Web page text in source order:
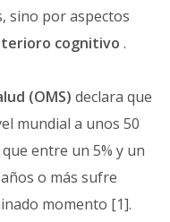
sino por aspectos
cognitivo .
(OMS) declara que
mundial a unos 50
entre un 5% y un
o más sufre
momento [1].